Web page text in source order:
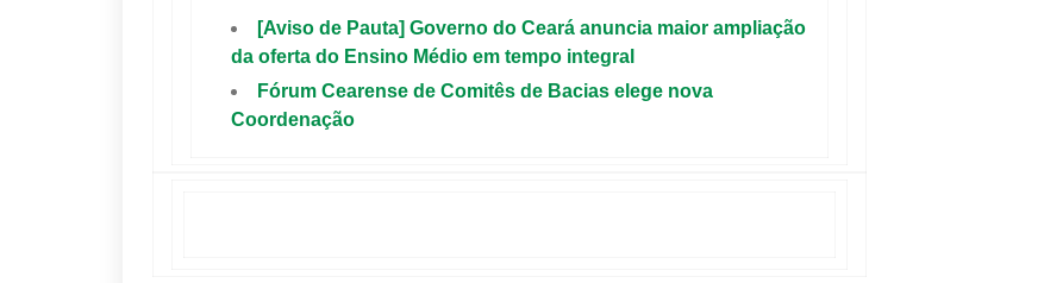
[Aviso de Pauta] Governo do Ceará anuncia maior ampliação
da oferta do Ensino Médio em tempo integral
Fórum Cearense de Comitês de Bacias elege nova
Coordenação